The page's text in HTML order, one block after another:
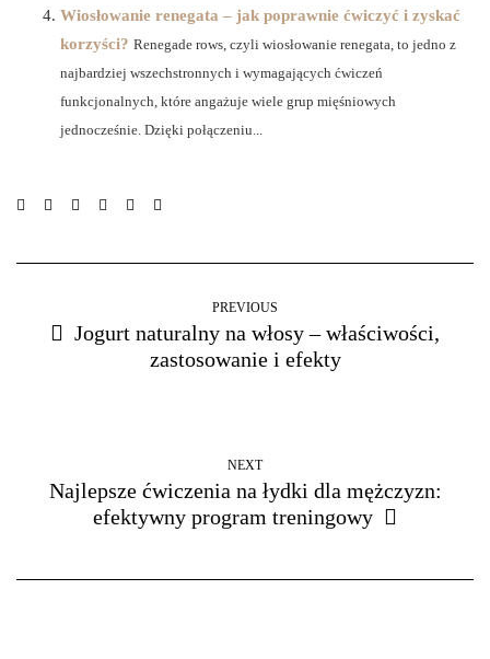
Wiosłowanie renegata – jak poprawnie ćwiczyć i zyskać
korzyści? Renegade rows, czyli wiosłowanie renegata, to jedno z
najbardziej wszechstronnych i wymagających ćwiczeń
funkcjonalnych, które angażuje wiele grup mięśniowych
jednocześnie. Dzięki połączeniu...
PREVIOUS
Jogurt naturalny na włosy – właściwości,
zastosowanie i efekty
NEXT
Najlepsze ćwiczenia na łydki dla mężczyzn:
efektywny program treningowy